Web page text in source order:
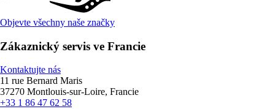
Objevte všechny naše značky
Zákaznický servis ve Francie
Kontaktujte nás
11 rue Bernard Maris
37270 Montlouis-sur-Loire, Francie
+33 1 86 47 62 58